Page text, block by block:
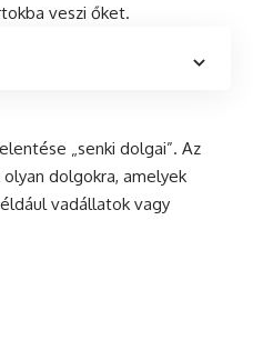
veszi őket.
„senki dolgai”. Az
dolgokra, amelyek
vadállatok vagy